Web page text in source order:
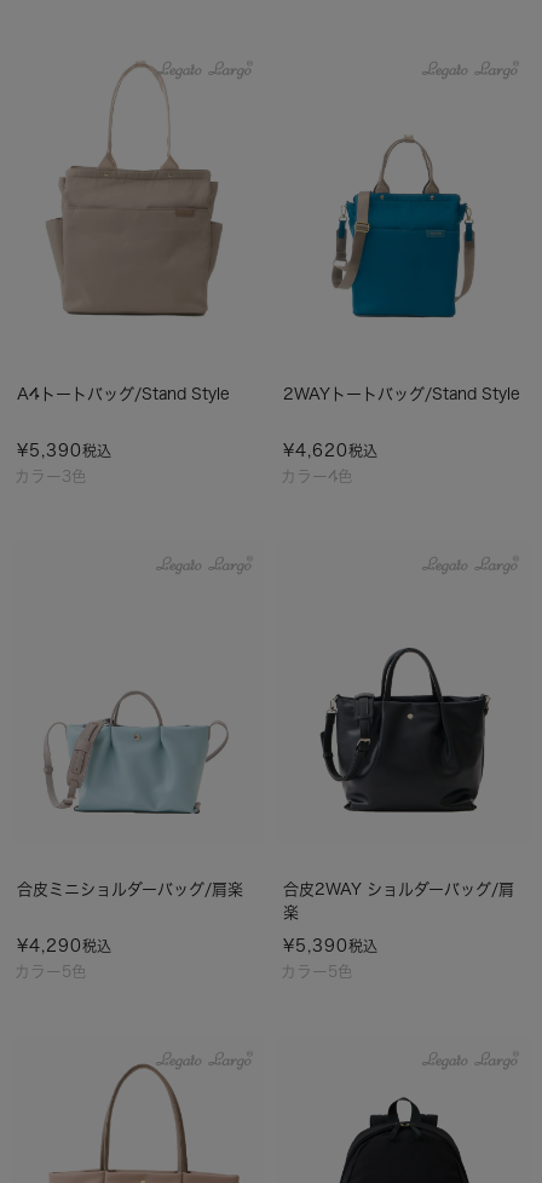
カラー3色
A4トートバッグ/Stand Style
¥5,390税込
カラー4色
2WAYトートバッグ/Stand Style
¥4,620税込
カラー5色
合皮ミニショルダーバッグ/肩楽
¥4,290税込
カラー5色
合皮2WAY ショルダーバッグ/肩
楽
¥5,390税込